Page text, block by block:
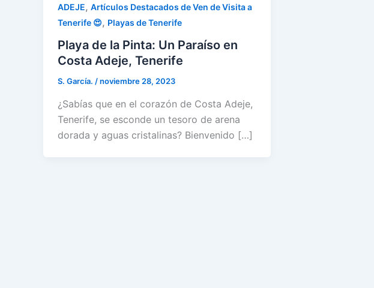
ADEJE, Artículos Destacados de Ven de Visita a
Tenerife 😍, Playas de Tenerife
Playa de la Pinta: Un Paraíso en
Costa Adeje, Tenerife
S. García. /noviembre 28, 2023
¿Sabías que en el corazón de Costa Adeje,
Tenerife, se esconde un tesoro de arena
dorada y aguas cristalinas? Bienvenido […]